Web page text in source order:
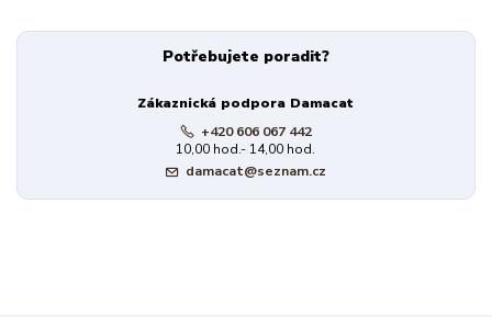
Potřebujete poradit?
Zákaznická podpora Damacat
+420 606 067 442
10,00 hod.- 14,00 hod.
damacat@seznam.cz